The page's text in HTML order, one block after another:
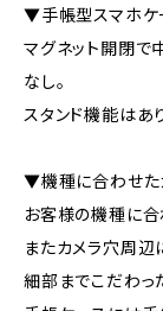
▼手帳型スマホケ
マグネット開閉で
なし。
スタンド機能はあ
▼機種に合わせた
お客様の機種に合
またカメラ穴周辺
細部までこだわっ